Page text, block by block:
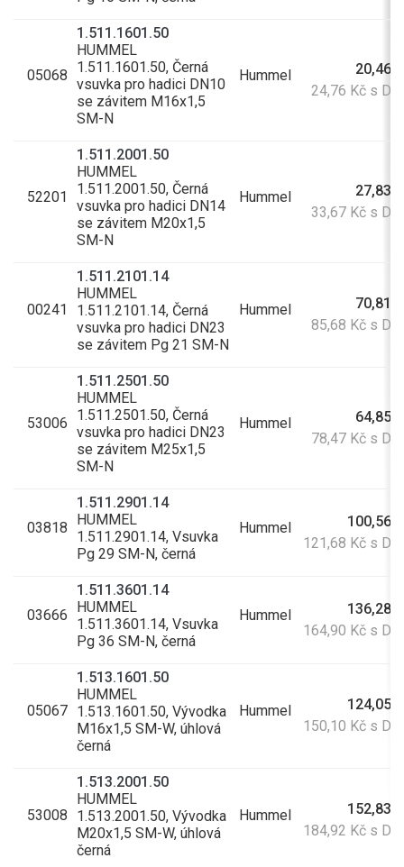
05068
1.511.1601.50
HUMMEL
1.511.1601.50, Černá
vsuvka pro hadici DN10
se závitem M16x1,5
SM-N
Hummel
20,46
24,76 Kč s
52201
1.511.2001.50
HUMMEL
1.511.2001.50, Černá
vsuvka pro hadici DN14
se závitem M20x1,5
SM-N
Hummel
27,83
33,67 Kč s
00241
1.511.2101.14
HUMMEL
1.511.2101.14, Černá
vsuvka pro hadici DN23
se závitem Pg 21 SM-N
Hummel
70,81
85,68 Kč s
53006
1.511.2501.50
HUMMEL
1.511.2501.50, Černá
vsuvka pro hadici DN23
se závitem M25x1,5
SM-N
Hummel
64,85
78,47 Kč s
03818
1.511.2901.14
HUMMEL
1.511.2901.14, Vsuvka
Pg 29 SM-N, černá
Hummel
100,56
121,68 Kč s
03666
1.511.3601.14
HUMMEL
1.511.3601.14, Vsuvka
Pg 36 SM-N, černá
Hummel
136,28
164,90 Kč s
05067
1.513.1601.50
HUMMEL
1.513.1601.50, Vývodka
M16x1,5 SM-W, úhlová
černá
Hummel
124,05
150,10 Kč s
53008
1.513.2001.50
HUMMEL
1.513.2001.50, Vývodka
M20x1,5 SM-W, úhlová
černá
Hummel
152,83
184,92 Kč s